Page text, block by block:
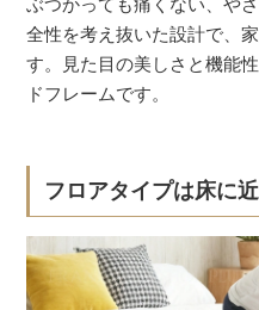
ぶつかっても痛くない、や
全性を考え抜いた設計で、
す。見た目の美しさと機能
ドフレームです。
フロアタイプは床に